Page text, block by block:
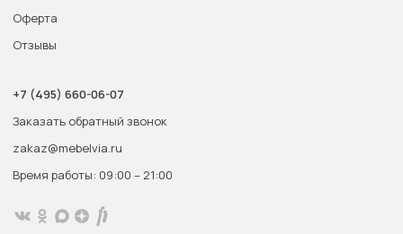
Оферта
Отзывы
+7 (495) 660-06-07
Заказать обратный звонок
zakaz@mebelvia.ru
Время работы: 09:00 – 21:00